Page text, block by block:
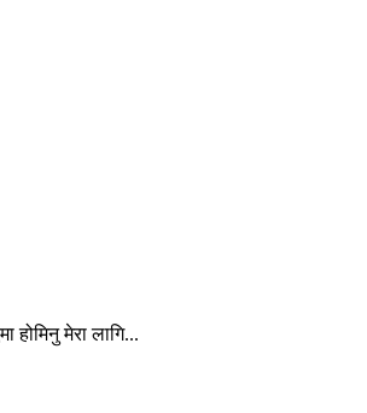
होमिनु मेरा लागि...